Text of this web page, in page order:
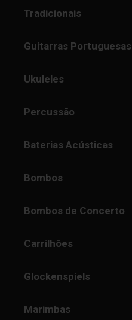
Tradicionais
Guitarras Portuguesas
Ukuleles
Percussão
Baterias Acústicas
Bombos
Bombos de Concerto
Carrilhões
Glockenspiels
Marimbas